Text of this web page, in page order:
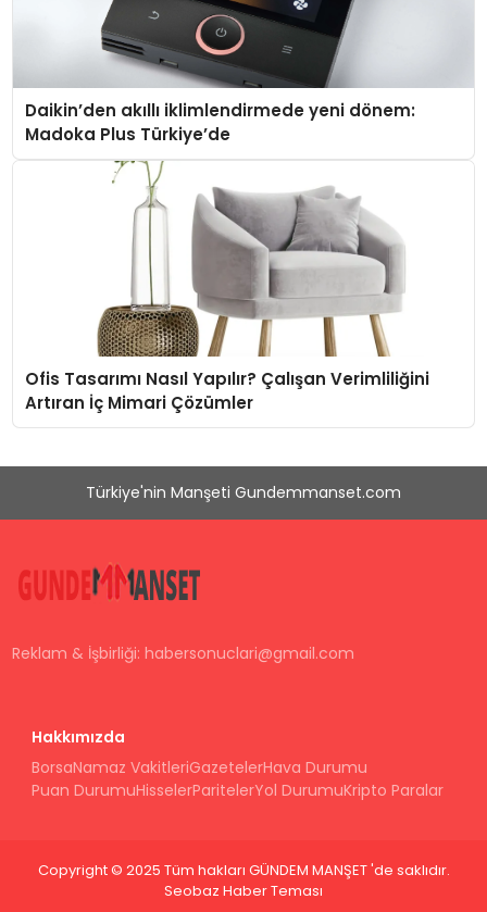
Daikin’den akıllı iklimlendirmede yeni dönem:
Madoka Plus Türkiye’de
Ofis Tasarımı Nasıl Yapılır? Çalışan Verimliliğini
Artıran İç Mimari Çözümler
Türkiye'nin Manşeti Gundemmanset.com
Reklam & İşbirliği:habersonuclari@gmail.com
Hakkımızda
BorsaNamaz VakitleriGazetelerHava Durumu
Puan DurumuHisselerParitelerYol DurumuKripto Paralar
Copyright © 2025 Tüm hakları GÜNDEM MANŞET 'de saklıdır.
Seobaz Haber Teması